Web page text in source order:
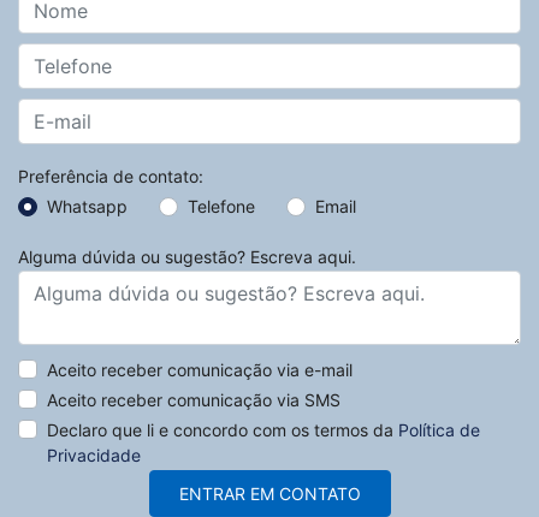
Preferência de contato:
Whatsapp
Telefone Email
Alguma dúvida ou sugestão? Escreva aqui.
Aceito receber comunicação via e-mail
Aceito receber comunicação via SMS
Declaro que li e concordo com os termos da Política de
Privacidade
ENTRAR EM CONTATO